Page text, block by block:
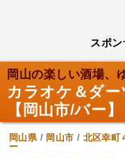
スポ
岡山の楽しい酒場、
カラオケ＆ダ
【岡山市/バー】
岡山県/ 岡山市 / 北区幸町
ー